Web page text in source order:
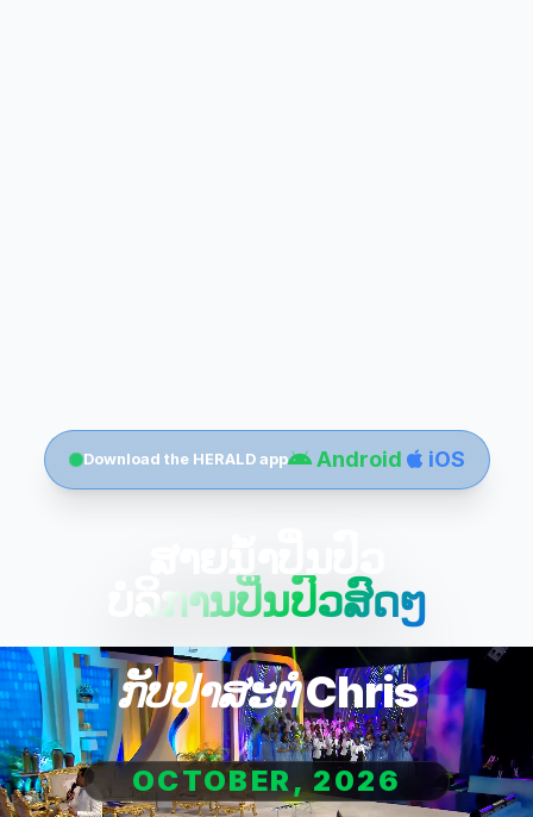
Download the HERALD app Android iOS
ບໍລິການປິ່ນປົວສົດໆ
ກັບປາສະຕໍ Chris
OCTOBER, 2026